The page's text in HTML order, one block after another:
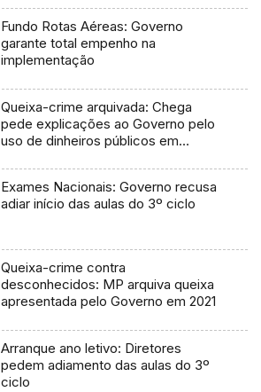
Fundo Rotas Aéreas: Governo
garante total empenho na
implementação
Queixa-crime arquivada: Chega
pede explicações ao Governo pelo
uso de dinheiros públicos em
Exames Nacionais: Governo recusa
adiar início das aulas do 3º ciclo
Queixa-crime contra
desconhecidos: MP arquiva queixa
apresentada pelo Governo em 2021
Arranque ano letivo: Diretores
pedem adiamento das aulas do 3º
ciclo